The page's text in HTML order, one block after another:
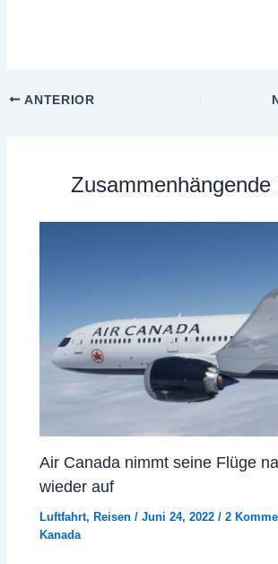
ANTERIOR
Zusammenhängende
Air Canada nimmt seine Flüge
wieder auf
Luftfahrt, Reisen /Juni 24, 2022/2
Kanada